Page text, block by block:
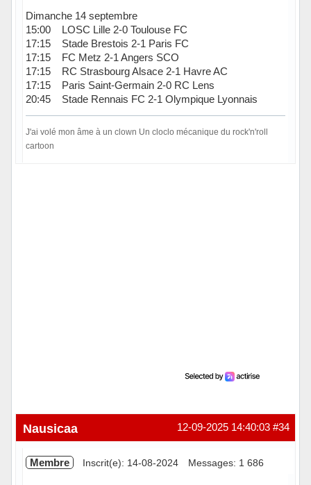
Dimanche 14 septembre
15:00 LOSC Lille 2-0 Toulouse FC
17:15 Stade Brestois 2-1 Paris FC
17:15 FC Metz 2-1 Angers SCO
17:15 RC Strasbourg Alsace 2-1 Havre AC
17:15 Paris Saint-Germain 2-0 RC Lens
20:45 Stade Rennais FC 2-1 Olympique Lyonnais
J'ai volé mon âme à un clown Un cloclo mécanique du rock'n'roll
cartoon
#34
12-09-2025 14:40:03
Nausicaa
Membre Inscrit(e): 14-08-2024 Messages: 1 686